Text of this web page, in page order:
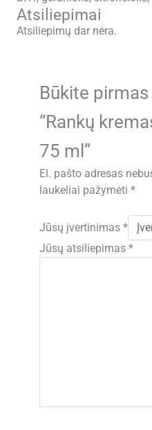
Atsiliepimai
Atsiliepimų dar nėra.
Būkite
“Rankų
75 ml”
El. pašto adresas
laukeliai pažymėti*
Jūsų įvertinimas*
Jūsų atsiliepimas*